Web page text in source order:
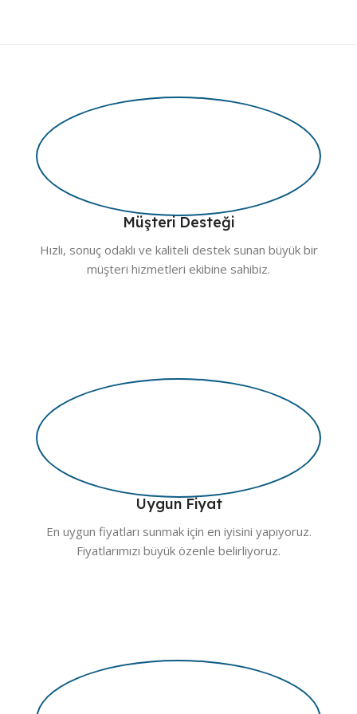
Müşteri Desteği
Hızlı, sonuç odaklı ve kaliteli destek sunan büyük bir
müşteri hizmetleri ekibine sahibiz.
Uygun Fiyat
En uygun fiyatları sunmak için en iyisini yapıyoruz.
Fiyatlarımızı büyük özenle belirliyoruz.